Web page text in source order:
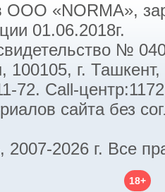
ООО «NORMA»,
01.06.2018г.
№
100105, г.
72. Call-
сайта без
2026 г. Все
18+